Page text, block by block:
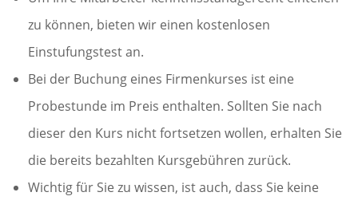
zu können, bieten wir einen kostenlosen
Einstufungstest an.
Bei der Buchung eines Firmenkurses ist eine
Probestunde im Preis enthalten. Sollten Sie nach
dieser den Kurs nicht fortsetzen wollen, erhalten Sie
die bereits bezahlten Kursgebühren zurück.
Wichtig für Sie zu wissen, ist auch, dass Sie keine